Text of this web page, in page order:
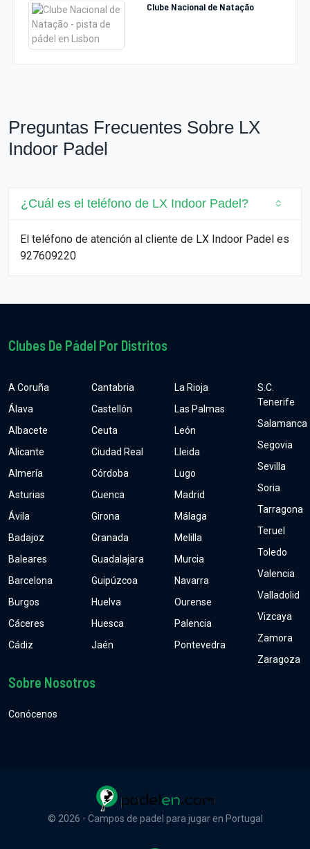
Clube Nacional de Natação
Preguntas Frecuentes Sobre LX
Indoor Padel
¿Cuál es el teléfono de LX Indoor Padel?
El teléfono de atención al cliente de LX Indoor Padel es
927609220
Clubes De Pádel Por Distritos
A Coruña
Álava
Albacete
Alicante
Almería
Asturias
Ávila
Badajoz
Baleares
Barcelona
Burgos
Cáceres
Cádiz
Cantabria
Castellón
Ceuta
Ciudad Real
Córdoba
Cuenca
Girona
Granada
Guadalajara
Guipúzcoa
Huelva
Huesca
Jaén
La Rioja
Las Palmas
León
Lleida
Lugo
Madrid
Málaga
Melilla
Murcia
Navarra
Ourense
Palencia
Pontevedra
S.C.
Tenerife
Salamanca
Segovia
Sevilla
Soria
Tarragona
Teruel
Toledo
Valencia
Valladolid
Vizcaya
Zamora
Zaragoza
Sobre Nosotros
Conócenos
© 2026 - Campos de padel para jugar en Portugal